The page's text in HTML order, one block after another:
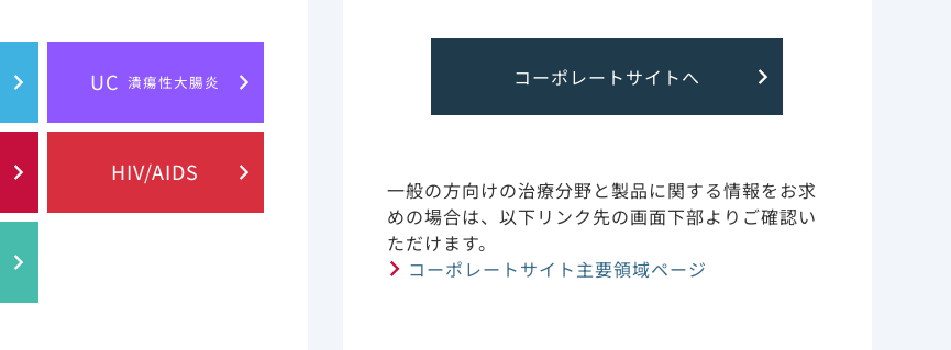
UC 潰瘍性大腸炎
HIV/AIDS
コーポレートサイトへ
一般の方向けの治療分野と製品に関する情報をお求
めの場合は、以下リンク先の画面下部よりご確認い
ただけます。
コーポレートサイト主要領域ページ